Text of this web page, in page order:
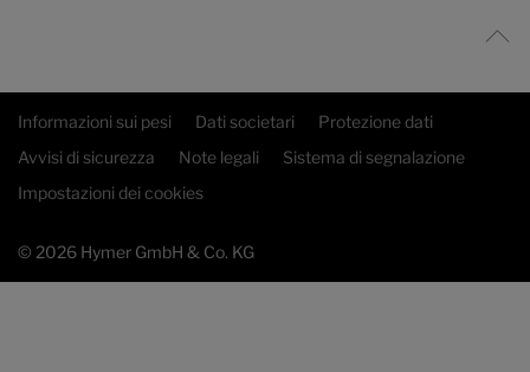
Informazioni sui pesi Dati societari
Protezione dati
Avvisi di sicurezza
Note legali
Sistema di segnalazione
Impostazioni dei cookies
© 2026 Hymer GmbH & Co. KG